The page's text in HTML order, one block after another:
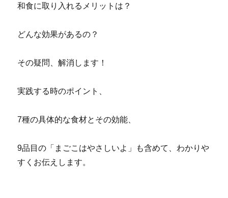
和食に取り入れるメリットは？
どんな効果があるの？
その疑問、解消します！
実践する時のポイント、
7種の具体的な食材とその効能、
9品目の「まごこはやさしいよ」も含めて、わかりや
すくお伝えします。